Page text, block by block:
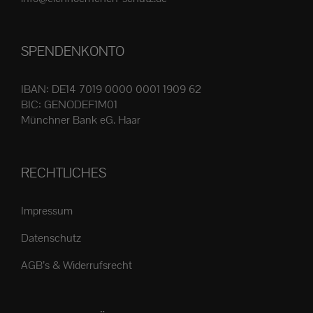
werden
SPENDENKONTO
IBAN: DE14 7019 0000 0001 1909 62
BIC: GENODEF1M01
Münchner Bank eG. Haar
RECHTLICHES
Impressum
Datenschutz
AGB’s & Widerrufsrecht